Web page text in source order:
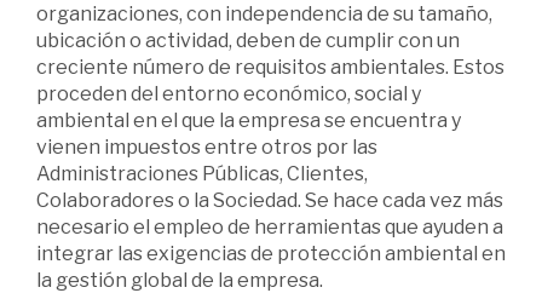
organizaciones, con independencia de su tamaño,
ubicación o actividad, deben de cumplir con un
creciente número de requisitos ambientales. Estos
proceden del entorno económico, social y
ambiental en el que la empresa se encuentra y
vienen impuestos entre otros por las
Administraciones Públicas, Clientes,
Colaboradores o la Sociedad. Se hace cada vez más
necesario el empleo de herramientas que ayuden a
integrar las exigencias de protección ambiental en
la gestión global de la empresa.